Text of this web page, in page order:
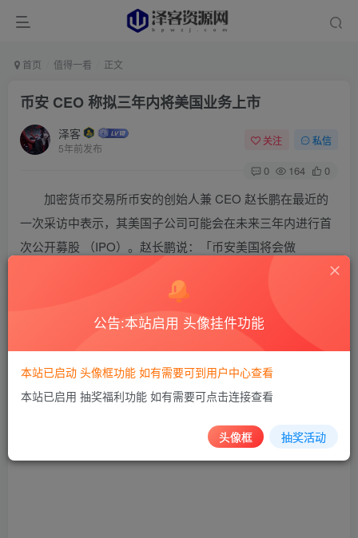
首页 值得一看 正文
币安 CEO 称拟三年内将美国业务上市
泽客
5年前发布
关注 私信
0 164 0
加密货币交易所币安的创始人兼 CEO 赵长鹏在最近的
一次采访中表示，其美国子公司可能会在未来三年内进行首
次公开募股 （IPO）。赵长鹏说：「币安美国将会做
Coinbase 做过的事情 。」Coinbase 是美国最大加密货币交
易所，今年 4 月在纳斯达克上市。
公告:本站启用 头像挂件功能
本站已启动 头像框功能 如有需要可到用户中心查看
本站已启用 抽奖福利功能 如有需要可点击连接查看
头像框 抽奖活动